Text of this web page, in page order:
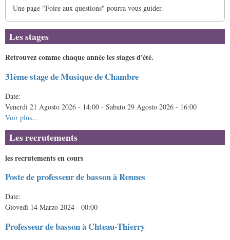
Une page "Foire aux questions" pourra vous guider.
Les stages
Retrouvez comme chaque année les stages d'été.
31ème stage de Musique de Chambre
Date:
Venerdì 21 Agosto 2026 - 14:00 - Sabato 29 Agosto 2026 - 16:00
Voir plus...
Les recrutements
les recrutements en cours
Poste de professeur de basson à Rennes
Date:
Giovedì 14 Marzo 2024 - 00:00
Professeur de basson à Chteau-Thierry